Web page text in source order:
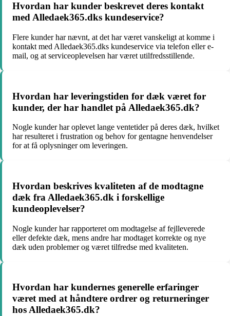
Hvordan har kunder beskrevet deres kontakt
med Alledaek365.dks kundeservice?
Flere kunder har nævnt, at det har været vanskeligt at komme i
kontakt med Alledaek365.dks kundeservice via telefon eller e-
mail, og at serviceoplevelsen har været utilfredsstillende.
Hvordan har leveringstiden for dæk været for
kunder, der har handlet på Alledaek365.dk?
Nogle kunder har oplevet lange ventetider på deres dæk, hvilket
har resulteret i frustration og behov for gentagne henvendelser
for at få oplysninger om leveringen.
Hvordan beskrives kvaliteten af de modtagne
dæk fra Alledaek365.dk i forskellige
kundeoplevelser?
Nogle kunder har rapporteret om modtagelse af fejlleverede
eller defekte dæk, mens andre har modtaget korrekte og nye
dæk uden problemer og været tilfredse med kvaliteten.
Hvordan har kundernes generelle erfaringer
været med at håndtere ordrer og returneringer
hos Alledaek365.dk?